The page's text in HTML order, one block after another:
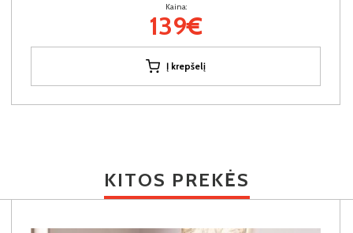
Kaina:
139€
Į krepšelį
KITOS PREKĖS